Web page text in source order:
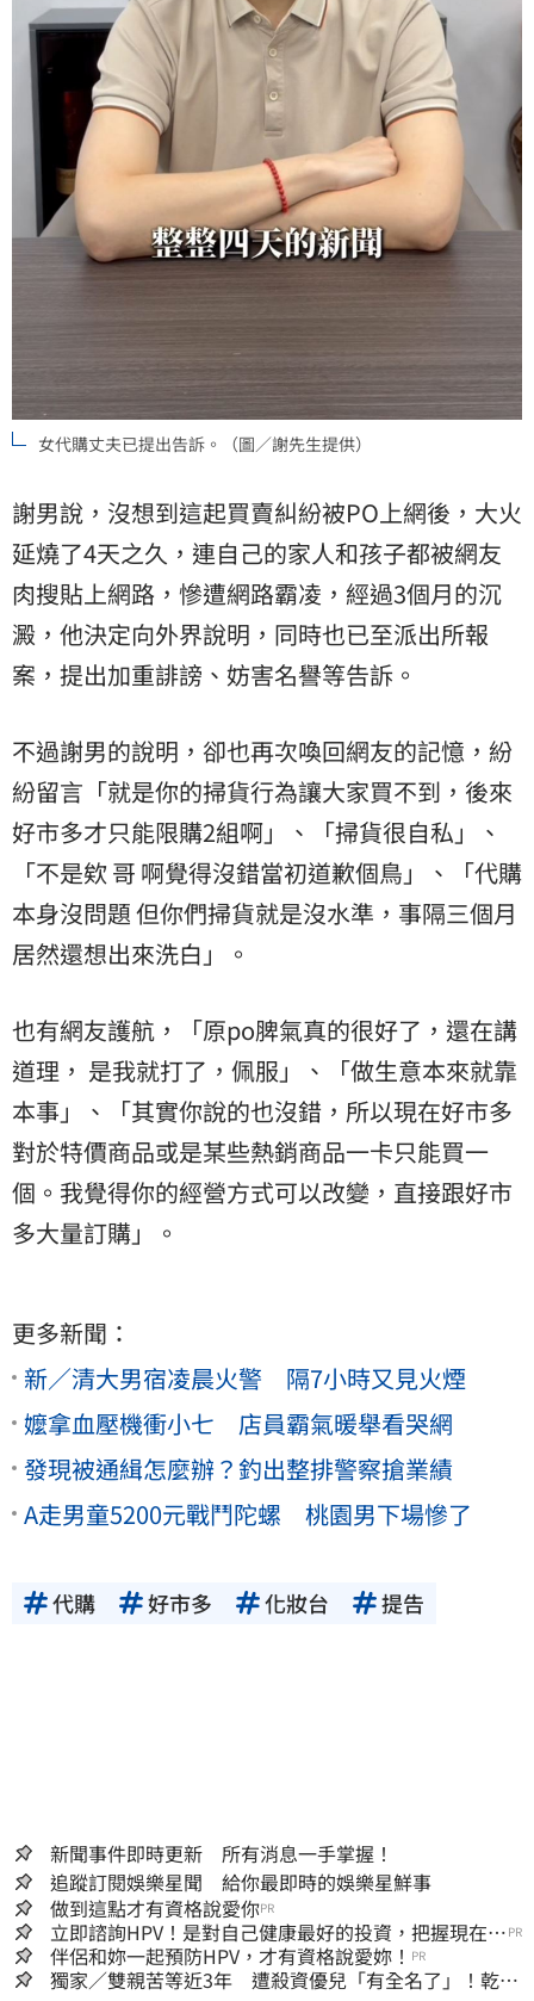
女代購丈夫已提出告訴。（圖／謝先生提供）
謝男說，沒想到這起買賣糾紛被PO上網後，大火
延燒了4天之久，連自己的家人和孩子都被網友
肉搜貼上網路，慘遭網路霸凌，經過3個月的沉
澱，他決定向外界說明，同時也已至派出所報
案，提出加重誹謗、妨害名譽等告訴。
不過謝男的說明，卻也再次喚回網友的記憶，紛
紛留言「就是你的掃貨行為讓大家買不到，後來
好市多才只能限購2組啊」、「掃貨很自私」、
「不是欸 哥 啊覺得沒錯當初道歉個鳥」、「代購
本身沒問題 但你們掃貨就是沒水準，事隔三個月
居然還想出來洗白」。
也有網友護航，「原po脾氣真的很好了，還在講
道理， 是我就打了，佩服」、「做生意本來就靠
本事」、「其實你說的也沒錯，所以現在好市多
對於特價商品或是某些熱銷商品一卡只能買一
個。我覺得你的經營方式可以改變，直接跟好市
多大量訂購」。
更多新聞：
新／清大男宿凌晨火警 隔7小時又見火煙
嬤拿血壓機衝小七 店員霸氣暖舉看哭網
發現被通緝怎麼辦？釣出整排警察搶業績
A走男童5200元戰鬥陀螺 桃園男下場慘了
代購 好市多 化妝台 提告
新聞事件即時更新 所有消息一手掌握！
追蹤訂閱娛樂星聞 給你最即時的娛樂星鮮事
做到這點才有資格說愛你PR
立即諮詢HPV！是對自己健康最好的投資，把握現在不
嫌晚！
PR
伴侶和妳一起預防HPV，才有資格說愛妳！ PR
獨家／雙親苦等近3年 遭殺資優兒「有全名了」！乾妹